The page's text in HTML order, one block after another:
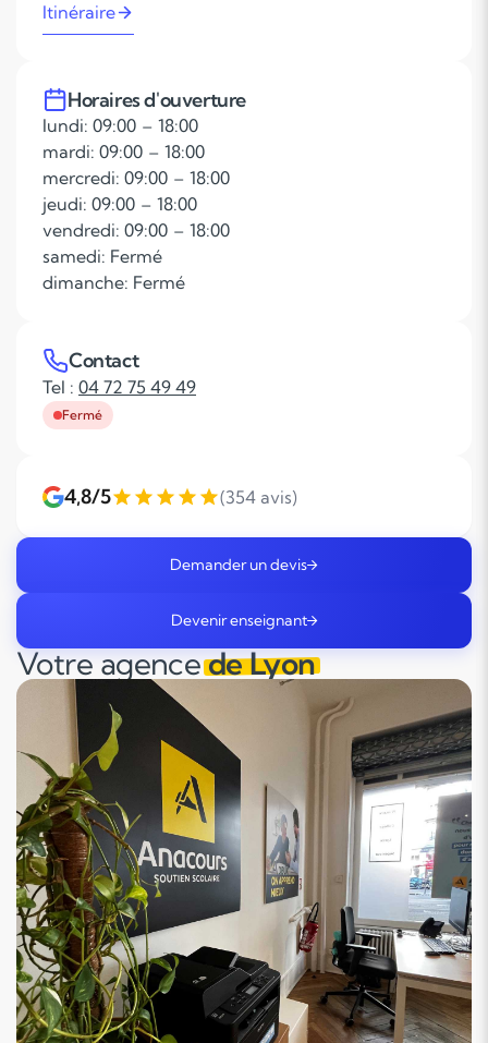
Votre agencede Lyon
Itinéraire
Horaires d'ouverture
lundi: 09:00 – 18:00
mardi: 09:00 – 18:00
mercredi: 09:00 – 18:00
jeudi: 09:00 – 18:00
vendredi: 09:00 – 18:00
samedi: Fermé
dimanche: Fermé
Contact
Tel : 04 72 75 49 49
Fermé
4,8/5 (354 avis)
Demander un devis
Devenir enseignant